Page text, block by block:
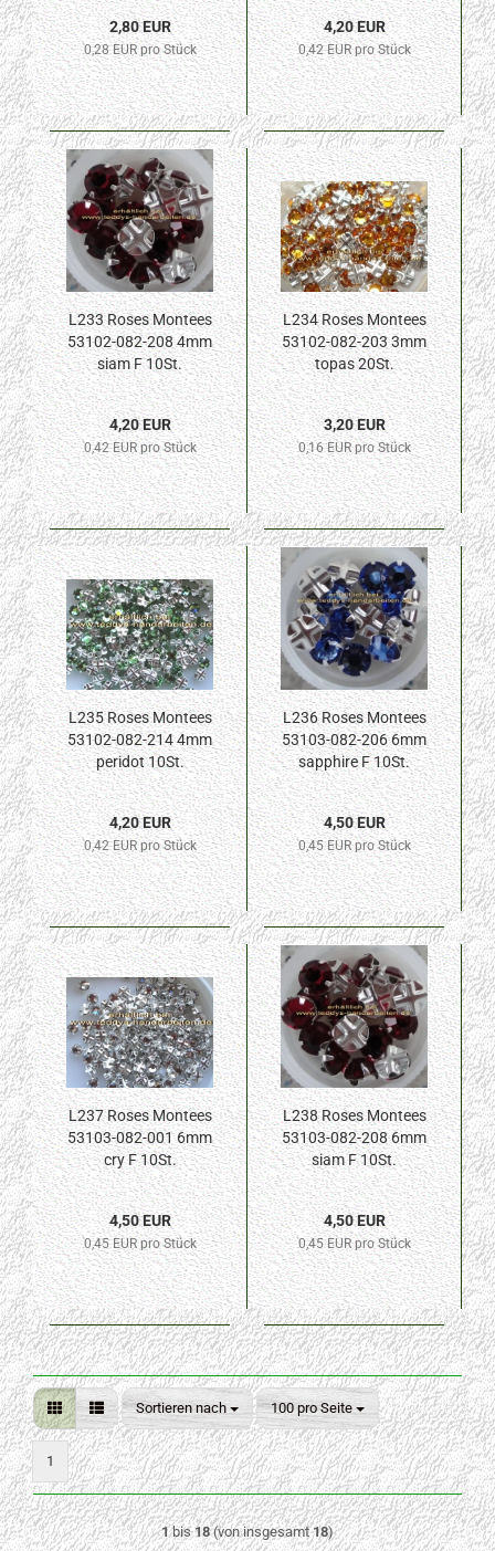
2,80 EUR
0,28 EUR pro Stück
4,20 EUR
0,42 EUR pro Stück
L233 Roses Montees
53102-082-208 4mm
siam F 10St.
4,20 EUR
0,42 EUR pro Stück
L234 Roses Montees
53102-082-203 3mm
topas 20St.
3,20 EUR
0,16 EUR pro Stück
L235 Roses Montees
53102-082-214 4mm
peridot 10St.
4,20 EUR
0,42 EUR pro Stück
L236 Roses Montees
53103-082-206 6mm
sapphire F 10St.
4,50 EUR
0,45 EUR pro Stück
L237 Roses Montees
53103-082-001 6mm
cry F 10St.
4,50 EUR
0,45 EUR pro Stück
L238 Roses Montees
53103-082-208 6mm
siam F 10St.
4,50 EUR
0,45 EUR pro Stück
Sortieren nach
Sortieren nach 100 pro Seite
pro Seite
1
1bis18(von insgesamt18)